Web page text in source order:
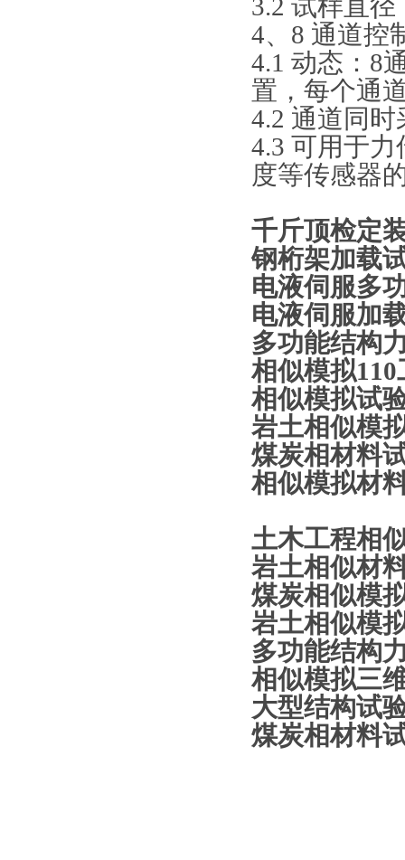
3.2 试样直径
4、8 通道控
4.1 动态：8
置，每个通
4.2 通道同
4.3 可用于
度等传感器
千斤顶检
钢桁架加载
电液伺服多
电液伺服加
多功能结构
相似模拟1
相似模拟试
岩土相似模
煤炭相材料
相似模拟材
土木工程相
岩土相似材
煤炭相似模
岩土相似模
多功能结构
相似模拟三
大型结构试
煤炭相材料